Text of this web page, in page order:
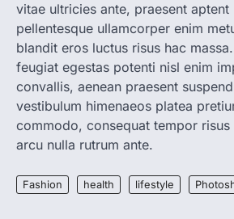
3
BLOG
विश्व आदिवासी दिवस
रैली, सांस्कृतिक
अभिवंदनएक्सप्रेस 8
शिव शर्मा की रिपोर्ट
दिवस के अवसर पर 9…
BLOG
*सभी सरकारी विभागों
इन महिलाओं के द्वारा
vitae ultricies ante, praesent
pellentesque ullamcorper enim
blandit eros luctus risus hac
feugiat egestas potenti nisl enim
convallis, aenean praesent
vestibulum himenaeos platea
commodo, consequat tempor risus
arcu nulla rutrum ante.
Fashion health lifestyle